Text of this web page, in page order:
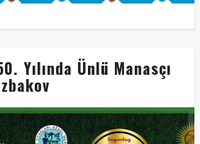
Yılında Ünlü Manasçı